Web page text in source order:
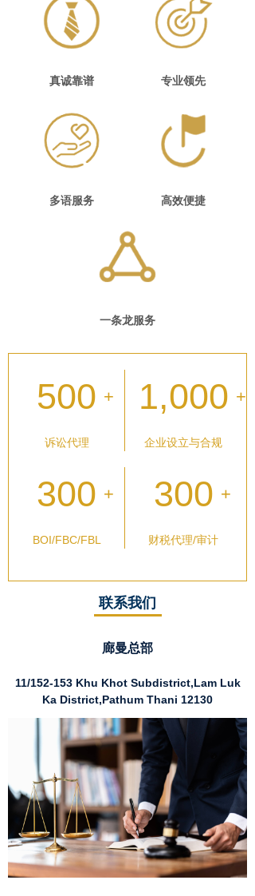
真诚靠谱 专业领先
多语服务 高效便捷
一条龙服务
500 +
诉讼代理
1,000 +
企业设立与合规
300 +
BOI/FBC/FBL
300 +
财税代理/审计
联系我们
廊曼总部
11/152-153 Khu Khot Subdistrict,Lam Luk
Ka District,Pathum Thani 12130